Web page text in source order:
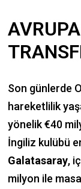
Son günlerde
hareketlilik
yönelik €40
İngiliz kulübü
Galatasaray,
milyon ile